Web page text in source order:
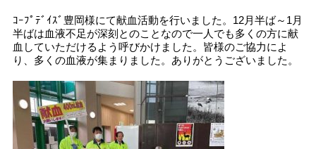
ｺｰﾌﾟﾃﾞｲｽﾞ豊岡様にて献血活動を行いました。12月半ば～1月
半ばは血液不足が深刻とのことなので一人でも多くの方に献
血していただけるよう呼びかけました。皆様のご協力によ
り、多くの血液が集まりました。ありがとうございました。